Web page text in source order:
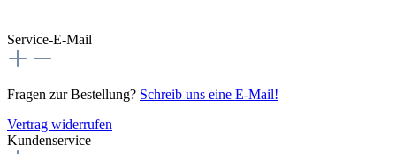
Service-E-Mail
Fragen zur Bestellung? Schreib uns eine E-Mail!
Vertrag widerrufen
Kundenservice